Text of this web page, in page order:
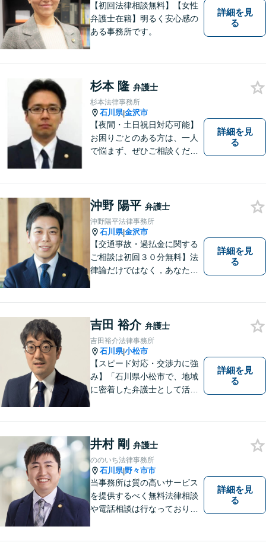
【初回法律相談無料】【女性
弁護士在籍】明るく安心感の
ある事務所です。
詳細を見
る
杉本 隆 弁護士
杉本法律事務所
石川県|金沢市
【夜間・土日祝日対応可能】
お困りごとのある方は、一人
で悩まず、ぜひご相談くださ
円(税込））
詳細を見
る
沖野 陽平 弁護士
沖野陽平法律事務所
石川県|金沢市
【交通事故・過払金に関する
ご相談は初回３０分無料】法
律論だけではなく，あなたの
詳細を見
る
吉田 裕介 弁護士
吉田裕介法律事務所
石川県|小松市
【スピード対応・交渉力に強
み】「石川県小松市で、地域
に密着した弁護士として活動
にお任せください【完全個室
／プライバシー配慮】
詳細を見
る
井村 剛 弁護士
ののいち法律事務所
石川県|野々市市
当事務所は質の高いサービス
を提供するべく無料法律相談
や電話相談は行なっておりま
詳細を見
る